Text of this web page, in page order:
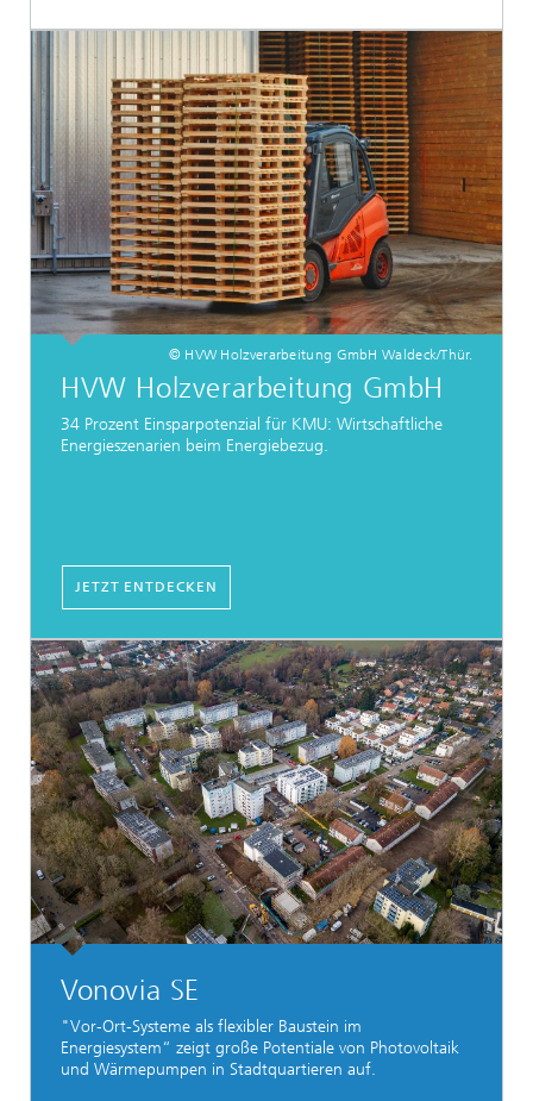
© HVW Holzverarbeitung GmbH Waldeck/Thür.
HVW Holzverarbeitung GmbH
34 Prozent Einsparpotenzial für KMU: Wirtschaftliche
Energieszenarien beim Energiebezug.
JETZT ENTDECKEN
Vonovia SE
"Vor-Ort-Systeme als flexibler Baustein im
Energiesystem“ zeigt große Potentiale von Photovoltaik
und Wärmepumpen in Stadtquartieren auf.